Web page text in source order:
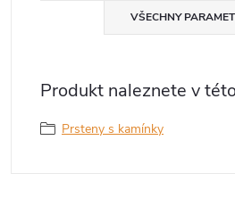
VŠECHNY
Produkt naleznete v
Prsteny s kamínky